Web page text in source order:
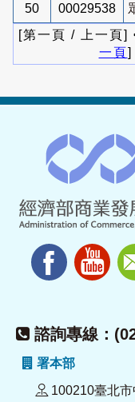
50 00029538
[第一頁 / 上一頁]
一頁]
諮詢專線：
署本部
100210臺北